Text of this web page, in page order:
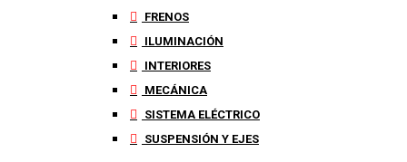
FRENOS
ILUMINACIÓN
INTERIORES
MECÁNICA
SISTEMA ELÉCTRICO
SUSPENSIÓN Y EJES